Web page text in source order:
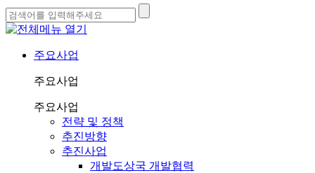
주요사업
주요사업
주요사업
전략 및 정책
추진방향
추진사업
개발도상국 개발협력